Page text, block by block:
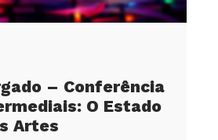
– Conferência
O Estado
Artes